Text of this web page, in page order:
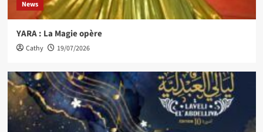
News
YARA : La Magie opère
Cathy 19/07/2026